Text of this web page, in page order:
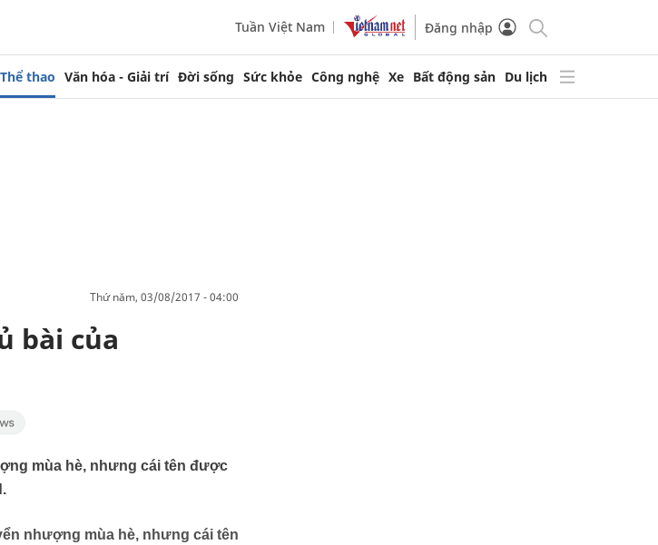
Tuần Việt Nam Đăng nhập
Thể thao Văn hóa - Giải trí Đời sống Sức khỏe Công nghệ Xe Bất động sản Du lịch
thứ năm, 03/08/2017 - 04:00
bài của
mùa hè, nhưng cái tên được
nhượng mùa hè, nhưng cái tên